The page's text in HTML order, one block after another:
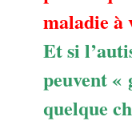
maladie à
Et si
peuvent «
quelque